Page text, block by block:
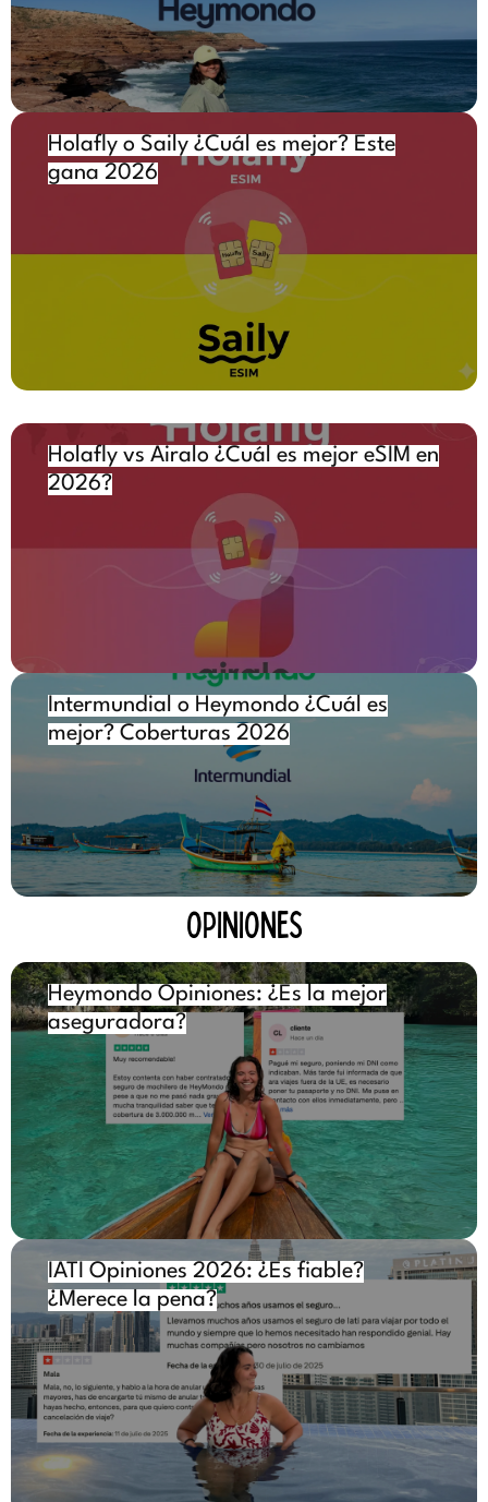
Holafly o Saily ¿Cuál es mejor? Este
gana 2026
Holafly vs Airalo ¿Cuál es mejor eSIM en
2026?
Intermundial o Heymondo ¿Cuál es
mejor? Coberturas 2026
OPINIONES
Heymondo Opiniones: ¿Es la mejor
aseguradora?
IATI Opiniones 2026: ¿Es fiable?
¿Merece la pena?